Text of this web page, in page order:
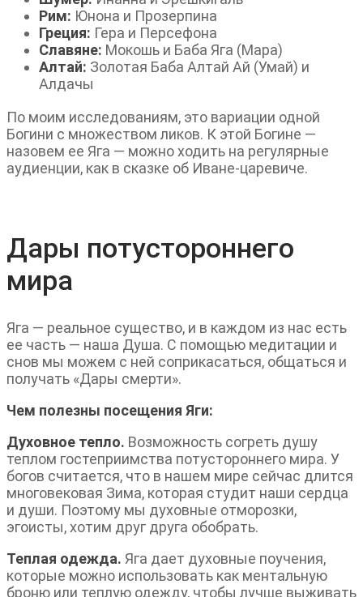
Рим: Юнона и Прозерпина
Греция: Гера и Персефона
Славяне: Мокошь и Баба Яга (Мара)
Алтай: Золотая Баба Алтай Ай (Умай) и
Алдачы
По моим исследованиям, это вариации одной
Богини с множеством ликов. К этой Богине —
назовем ее Яга — можно ходить на регулярные
аудиенции, как в сказке об Иване-царевиче.
Дары потустороннего
мира
Яга — реальное существо, и в каждом из нас есть
ее часть — наша Душа. С помощью медитации и
снов мы можем с ней соприкасаться, общаться и
получать «Дары смерти».
Чем полезны посещения Яги:
Духовное тепло. Возможность согреть душу
теплом гостеприимства потустороннего мира. У
богов считается, что в нашем мире сейчас длится
многовековая Зима, которая студит наши сердца
и души. Поэтому мы духовные отморозки,
эгоисты, хотим друг друга обобрать.
Теплая одежда. Яга дает духовные поучения,
которые можно использовать как ментальную
броню или теплую одежду, чтобы лучше выживать